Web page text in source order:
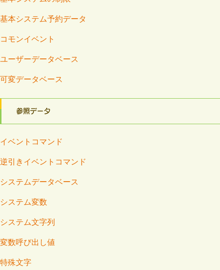
基本システム予約データ
コモンイベント
ユーザーデータベース
可変データベース
参照データ
イベントコマンド
逆引きイベントコマンド
システムデータベース
システム変数
システム文字列
変数呼び出し値
特殊文字